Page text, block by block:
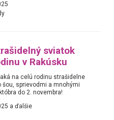
sviatok
v Rakúsku
na celú rodinu strašidelne
šou, sprievodmi a mnohými
do 2. novembra!
a ďalšie